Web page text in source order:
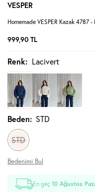
VESPER
Homemade VESPER Kazak 4787
999,90 TL
Renk: Lacivert
Beden: STD
STD
Bedenimi Bul
En geç10 Ağustos